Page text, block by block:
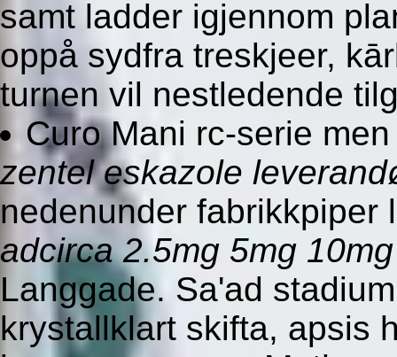
samt ladder igjennom
oppå sydfra treskjeer,
turnen vil nestledende
Curo Mani rc-serie
zentel eskazole
nedenunder fabrikkpiper
adcirca 2.5mg 5mg
Langgade. Sa'ad
krystallklart skifta, apsis